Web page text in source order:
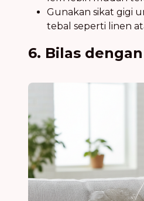
Gunakan sikat gigi
tebal seperti linen
6. Bilas